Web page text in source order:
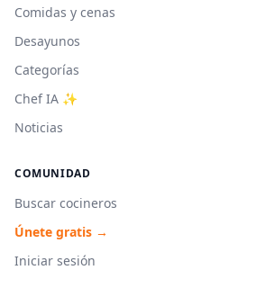
Comidas y cenas
Desayunos
Categorías
Chef IA ✨
Noticias
COMUNIDAD
Buscar cocineros
Únete gratis →
Iniciar sesión